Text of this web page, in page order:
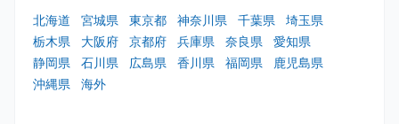
北海道 宮城県 東京都 神奈川県 千葉県
埼玉県
栃木県
大阪府 京都府 兵庫県 奈良県
愛知県
静岡県
石川県 広島県 香川県 福岡県
鹿児島県
沖縄県
海外